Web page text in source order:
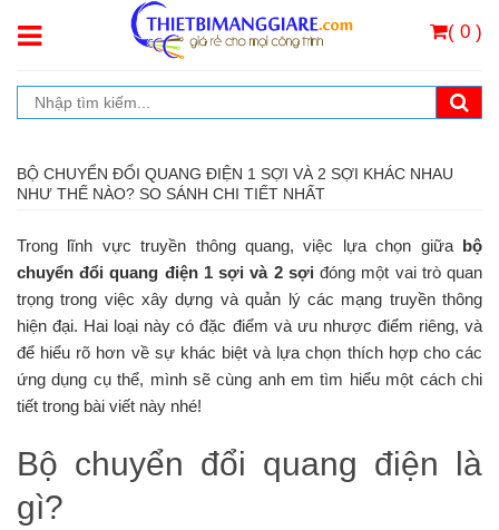
( 0 )
BỘ CHUYỂN ĐỔI QUANG ĐIỆN 1 SỢI VÀ 2 SỢI KHÁC NHAU
NHƯ THẾ NÀO? SO SÁNH CHI TIẾT NHẤT
Trong lĩnh vực truyền thông quang, việc lựa chọn giữa bộ
chuyển đổi quang điện 1 sợi và 2 sợi đóng một vai trò quan
trọng trong việc xây dựng và quản lý các mạng truyền thông
hiện đại. Hai loại này có đặc điểm và ưu nhược điểm riêng, và
để hiểu rõ hơn về sự khác biệt và lựa chọn thích hợp cho các
ứng dụng cụ thể, mình sẽ cùng anh em tìm hiểu một cách chi
tiết trong bài viết này nhé!
Bộ chuyển đổi quang điện là
gì?